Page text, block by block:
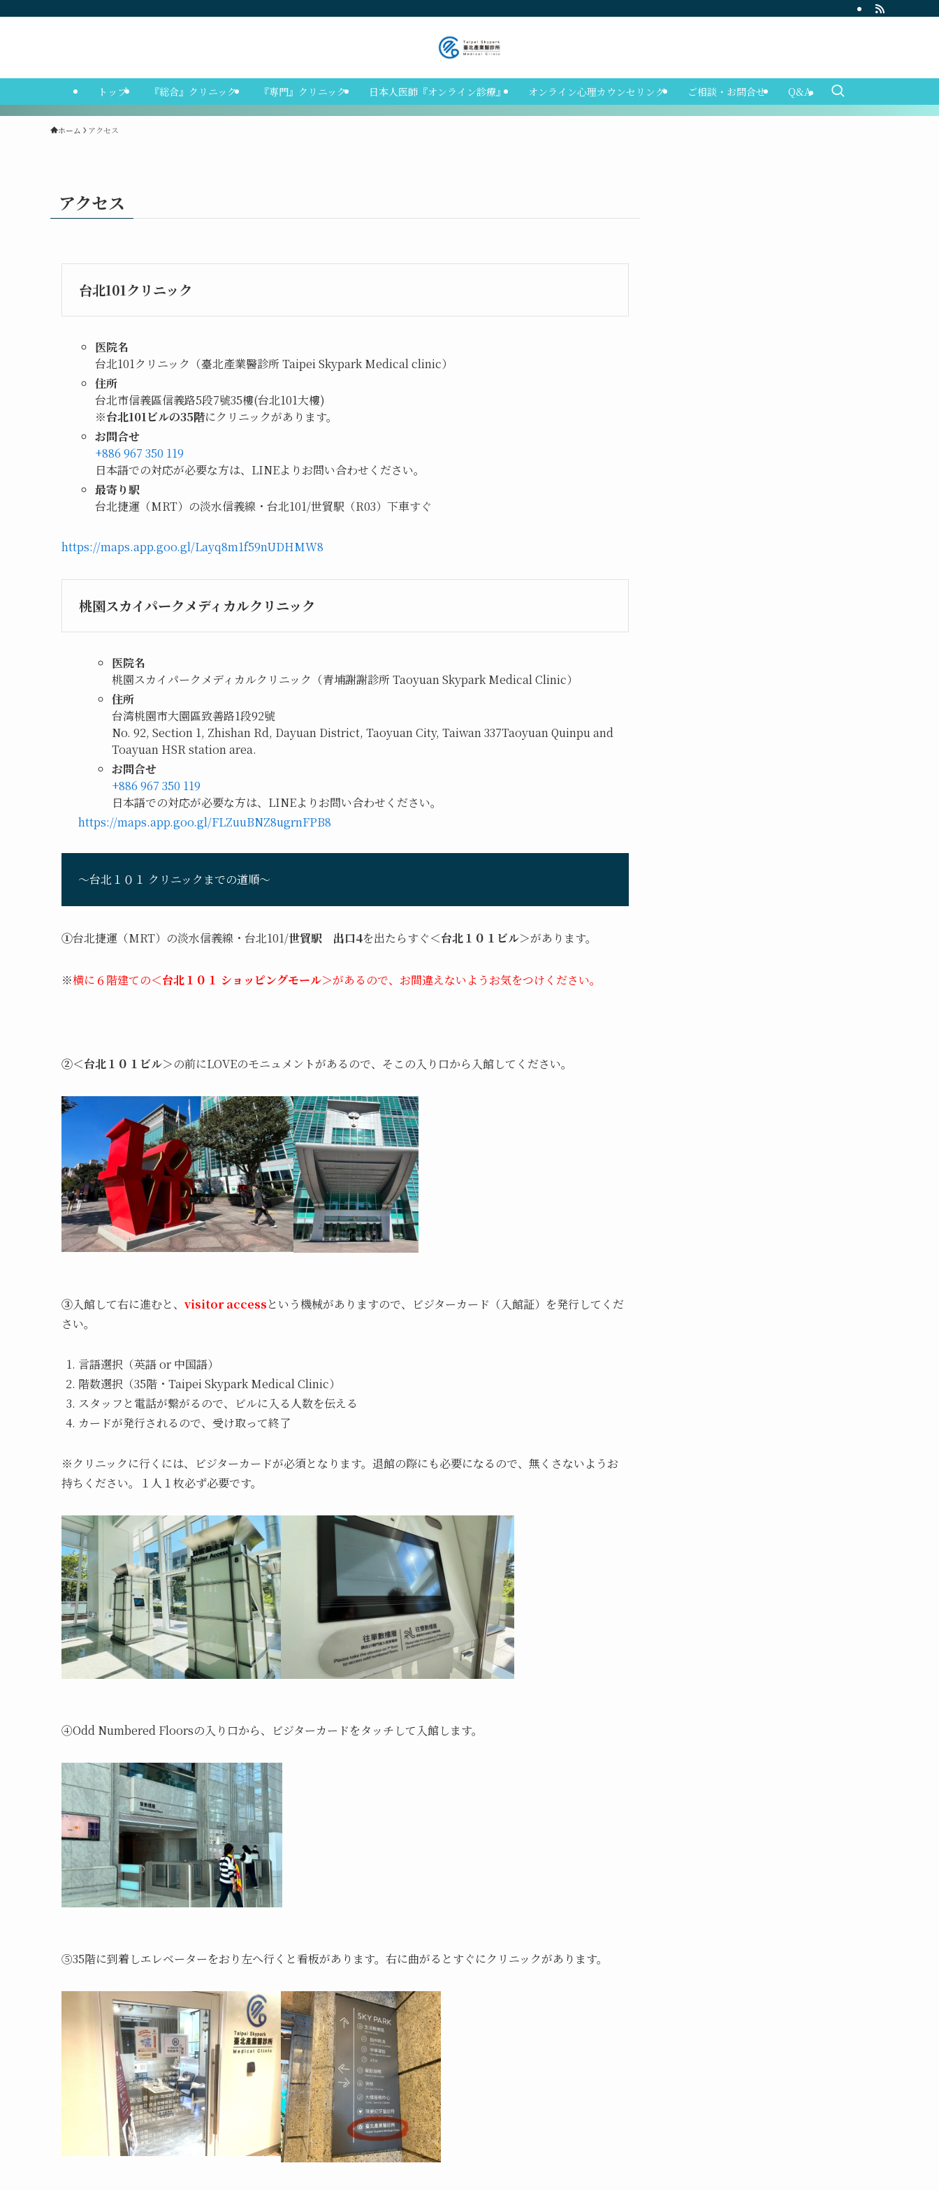
トップ 『総合』クリニック 『専門』クリニック 日本人医師『オンライン診療』 オンライン心理カウンセリング ご相談・お問合せ Q&A
ホーム アクセス
アクセス
台北101クリニック
医院名
台北101クリニック（臺北產業醫診所 Taipei Skypark Medical clinic）
住所
台北市信義區信義路5段7號35樓(台北101大樓)
※台北101ビルの35階にクリニックがあります。
お問合せ
+886 967 350 119
日本語での対応が必要な方は、LINEよりお問い合わせください。
最寄り駅
台北捷運（MRT）の淡水信義線・台北101/世貿駅（R03）下車すぐ
https://maps.app.goo.gl/Layq8m1f59nUDHMW8
桃園スカイパークメディカルクリニック
医院名
桃園スカイパークメディカルクリニック（青埔謝謝診所 Taoyuan Skypark Medical Clinic）
住所
台湾桃園市大園區致善路1段92號
No. 92, Section 1, Zhishan Rd, Dayuan District, Taoyuan City, Taiwan 337Taoyuan Quinpu and
Toayuan HSR station area.
お問合せ
+886 967 350 119
日本語での対応が必要な方は、LINEよりお問い合わせください。
https://maps.app.goo.gl/FLZuuBNZ8ugrnFPB8
〜台北１０１ クリニックまでの道順〜
①台北捷運（MRT）の淡水信義線・台北101/世貿駅 出口4を出たらすぐ＜台北１０１ビル＞があります。
※横に６階建ての＜台北１０１ ショッピングモール＞があるので、お間違えないようお気をつけください。
②＜台北１０１ビル＞の前にLOVEのモニュメントがあるので、そこの入り口から入館してください。
③入館して右に進むと、 visitor accessという機械がありますので、ビジターカード（入館証）を発行してくだ
さい。
言語選択（英語 or 中国語）
階数選択（35階・Taipei Skypark Medical Clinic）
スタッフと電話が繋がるので、ビルに入る人数を伝える
カードが発行されるので、受け取って終了
※クリニックに行くには、ビジターカードが必須となります。退館の際にも必要になるので、無くさないようお
持ちください。１人１枚必ず必要です。
④Odd Numbered Floorsの入り口から、ビジターカードをタッチして入館します。
⑤35階に到着しエレベーターをおり左へ行くと看板があります。右に曲がるとすぐにクリニックがあります。